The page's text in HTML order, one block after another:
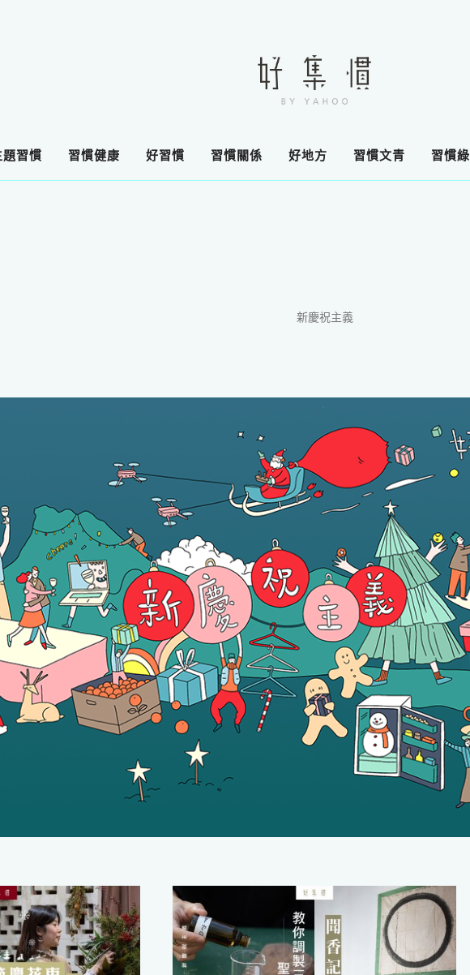
題習慣 習慣健康 好習慣 習慣關係 好地方 習慣文青 習慣綠
新慶祝主義